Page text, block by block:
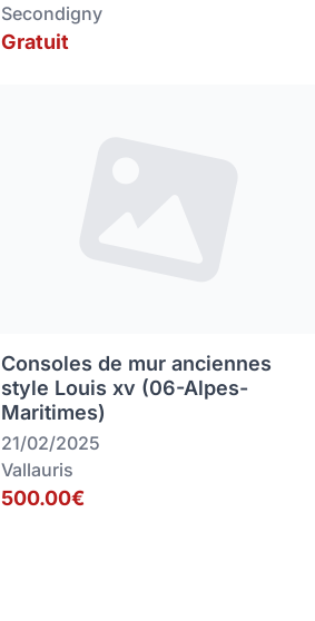
Secondigny
Gratuit
Consoles de mur anciennes
style Louis xv (06-Alpes-
Maritimes)
21/02/2025
Vallauris
500.00€